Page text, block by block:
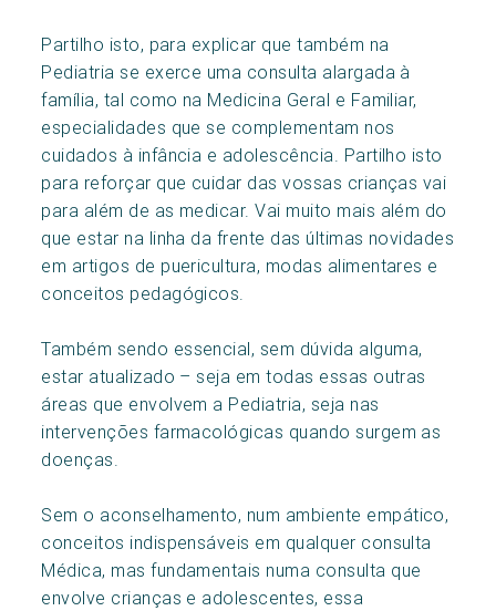
Partilho isto, para explicar que também na
Pediatria se exerce uma consulta alargada à
família, tal como na Medicina Geral e Familiar,
especialidades que se complementam nos
cuidados à infância e adolescência. Partilho isto
para reforçar que cuidar das vossas crianças vai
para além de as medicar. Vai muito mais além do
que estar na linha da frente das últimas novidades
em artigos de puericultura, modas alimentares e
conceitos pedagógicos.
Também sendo essencial, sem dúvida alguma,
estar atualizado – seja em todas essas outras
áreas que envolvem a Pediatria, seja nas
intervenções farmacológicas quando surgem as
doenças.
Sem o aconselhamento, num ambiente empático,
conceitos indispensáveis em qualquer consulta
Médica, mas fundamentais numa consulta que
envolve crianças e adolescentes, essa